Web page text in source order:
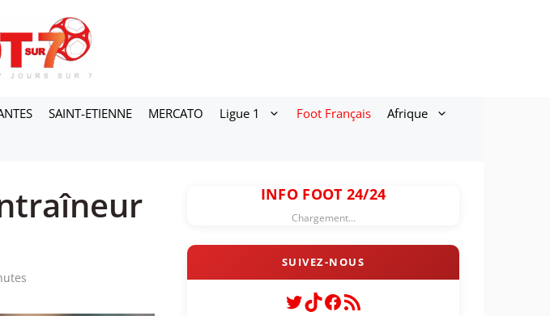
SAINT-ETIENNE MERCATO Ligue 1 Foot Français Afrique
INFO FOOT 24/24
Chargement...
Twitter
TikTok
Facebook
Flux RSS